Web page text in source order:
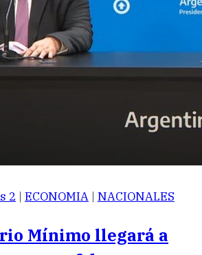
2 | ECONOMIA | NACIONALES
Mínimo llegará a